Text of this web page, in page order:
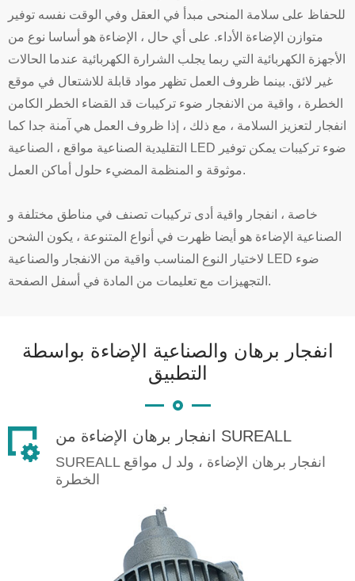
للحفاظ على سلامة المنحى مبدأ في العقل وفي الوقت نفسه توفير
متوازن الإضاءة الأداء. على أي حال ، الإضاءة هو أساسا نوع من
الأجهزة الكهربائية التي ربما يجلب الشرارة الكهربائية عندما الحالات
غير لائق. بينما ظروف العمل تظهر مواد قابلة للاشتعال في موقع
الخطرة ، واقية من الانفجار ضوء تركيبات قد القضاء الخطر الكامن
انفجار لتعزيز السلامة ، مع ذلك ، إذا ظروف العمل هي آمنة جدا كما
التقليدية الصناعية مواقع ، الصناعية LED ضوء تركيبات يمكن توفير
موثوقة و المنظمة المضيء حلول أماكن العمل.
خاصة ، انفجار واقية أدى تركيبات تصنف في مناطق مختلفة و
الصناعية الإضاءة هو أيضا ظهرت في أنواع المتنوعة ، يكون الشحن
لاختيار النوع المناسب واقية من الانفجار والصناعية LED ضوء
التجهيزات مع تعليمات من المادة في أسفل الصفحة.
انفجار برهان والصناعية الإضاءة بواسطة
التطبيق
انفجار برهان الإضاءة من SUREALL
SUREALL انفجار برهان الإضاءة ، ولد ل مواقع
الخطرة